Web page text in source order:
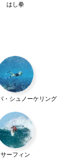
はし拳
・シュノーケリング
サーフィン